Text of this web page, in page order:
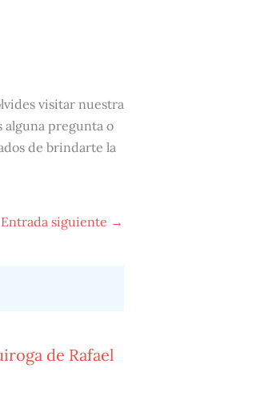
visitar nuestra
alguna pregunta o
de brindarte la
Entrada siguiente →
de Rafael